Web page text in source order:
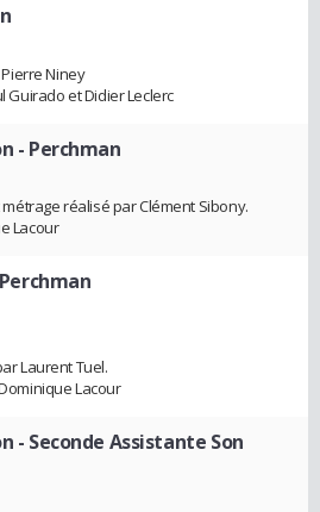
Niney
Guirado et Didier Leclerc
- Perchman
réalisé par Clément Sibony.
Lacour
Laurent Tuel.
Lacour
- Seconde Assistante Son